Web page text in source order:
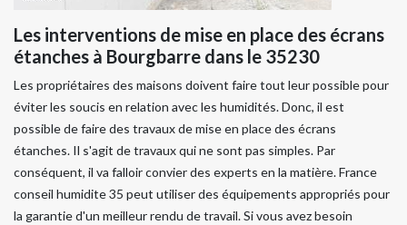
Les interventions de mise en place des écrans
étanches à Bourgbarre dans le 35230
Les propriétaires des maisons doivent faire tout leur possible pour
éviter les soucis en relation avec les humidités. Donc, il est
possible de faire des travaux de mise en place des écrans
étanches. Il s'agit de travaux qui ne sont pas simples. Par
conséquent, il va falloir convier des experts en la matière. France
conseil humidite 35 peut utiliser des équipements appropriés pour
la garantie d'un meilleur rendu de travail. Si vous avez besoin